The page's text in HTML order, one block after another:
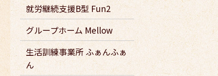
就労継続支援B型 Fun2
グループホーム Mellow
生活訓練事業所 ふぁんふぁ
ん